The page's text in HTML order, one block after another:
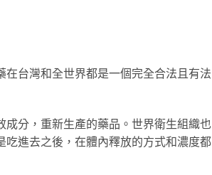
台灣和全世界都是一個完全合法且有法
分，重新生產的藥品。世界衛生組織也
進去之後，在體內釋放的方式和濃度都